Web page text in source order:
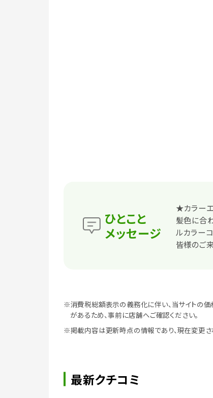
ひとこと
メッセージ
★カラー
髪色に合
ルカラー
皆様のご
※消費税総額表示の義務化に伴い、当サイトの
があるため、事前に店舗へご確認ください。
※掲載内容は更新時点の情報であり、現在変更さ
最新クチコミ